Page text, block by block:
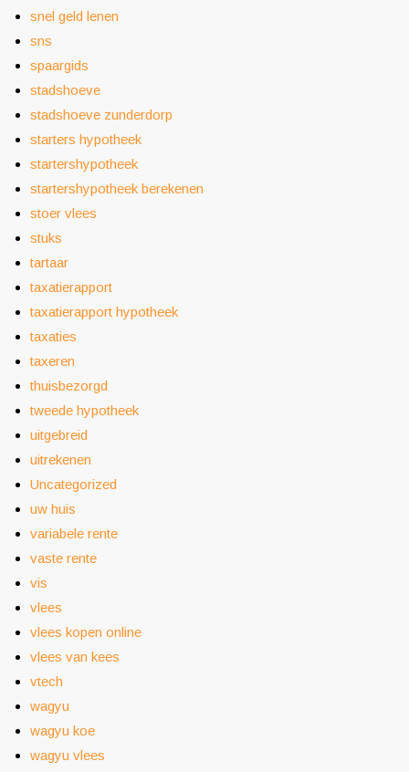
snel geld lenen
sns
spaargids
stadshoeve
stadshoeve zunderdorp
starters hypotheek
startershypotheek
startershypotheek berekenen
stoer vlees
stuks
tartaar
taxatierapport
taxatierapport hypotheek
taxaties
taxeren
thuisbezorgd
tweede hypotheek
uitgebreid
uitrekenen
Uncategorized
uw huis
variabele rente
vaste rente
vis
vlees
vlees kopen online
vlees van kees
vtech
wagyu
wagyu koe
wagyu vlees